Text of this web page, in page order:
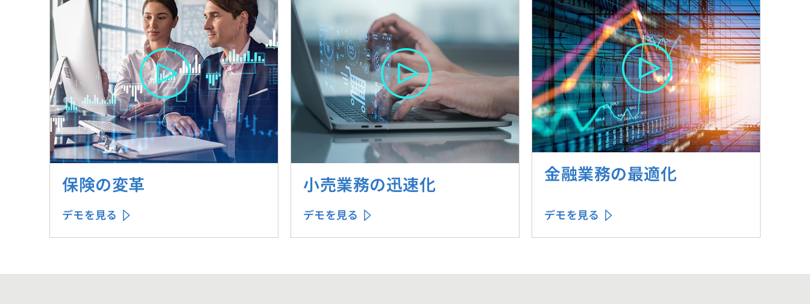
保険の変革
デモを見る
小売業務の迅速化
デモを見る
金融業務の最適化
デモを見る